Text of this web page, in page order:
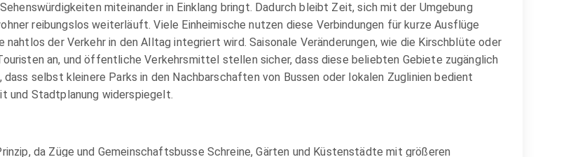
miteinander in Einklang bringt. Dadurch bleibt Zeit, sich mit der Umgebung
reibungslos weiterläuft. Viele Einheimische nutzen diese Verbindungen für kurze Ausflüge
der Verkehr in den Alltag integriert wird. Saisonale Veränderungen, wie die Kirschblüte oder
an, und öffentliche Verkehrsmittel stellen sicher, dass diese beliebten Gebiete zugänglich
selbst kleinere Parks in den Nachbarschaften von Bussen oder lokalen Zuglinien bedient
und Stadtplanung widerspiegelt.
da Züge und Gemeinschaftsbusse Schreine, Gärten und Küstenstädte mit größeren